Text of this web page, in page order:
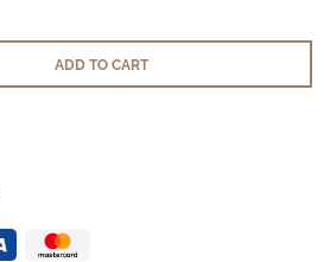
ADD TO CART